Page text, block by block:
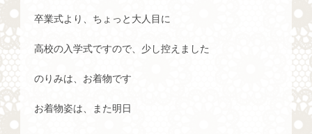
卒業式より、ちょっと大人目に
高校の入学式ですので、少し控えました
のりみは、お着物です
お着物姿は、また明日